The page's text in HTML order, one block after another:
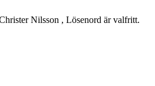
Nilsson , Lösenord är valfritt.